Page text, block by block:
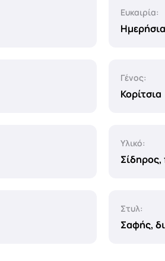
Ευκαιρία:
Γένος:
Κορίτσια
Υλικό:
Σίδηρος,
Στυλ:
Σαφής,